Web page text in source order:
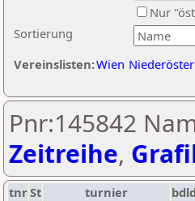
Sortierung
Nur
Vereinslisten:Wien
Pnr:145842
Zeitreihe,
tnrSt turnier bdld